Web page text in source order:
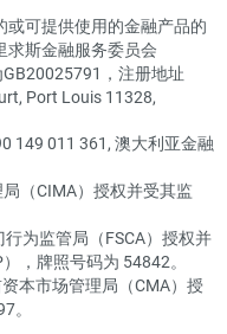
可提供使用的金融产品的
斯金融服务委员会
GB20025791，注册地址
Port Louis 11328,
149 011 361, 澳大利亚金融
（CIMA）授权并受其监
为监管局（FSCA）授权并
，牌照号码为 54842。
本市场管理局（CMA）授
。